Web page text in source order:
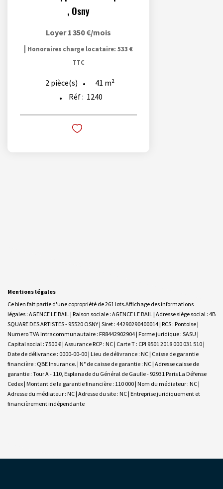
, Osny
Loyer 1 350 €/mois
| Honoraires charge locataire: 533 €
TTC
2 pièce(s) 41 m²
Réf : 1240
Mentions légales
Ce bien fait partie d'une copropriété de 261 lots.Affichage des informations
légales : AGENCE LE BAIL | Raison sociale : AGENCE LE BAIL | Adresse siège social : 4B
SQUARE DES ARTISTES - 95520 OSNY | Siret : 44290290400014 | RCS : Pontoise |
Numero TVA Intracommunautaire : FR8442902904 | Forme juridique : SASU |
Capital social : 7500 € | Assurance RCP : NC | Carte T : CPI 9501 2018 000 031 510 |
Date de délivrance : 0000-00-00 | Lieu de délivrance : NC | Caisse de garantie
financière : QBE Insurance. | N° de caisse de garantie : NC | Adresse caisse de
garantie : Tour A - 110, Esplanade du Général de Gaulle - 92931 Paris La Défense
Cedex | Montant de la garantie financière : 110 000 | Nom du médiateur : NC |
Adresse du médiateur : NC | Adresse du site : NC | Entreprise juridiquement et
financièrement indépendante